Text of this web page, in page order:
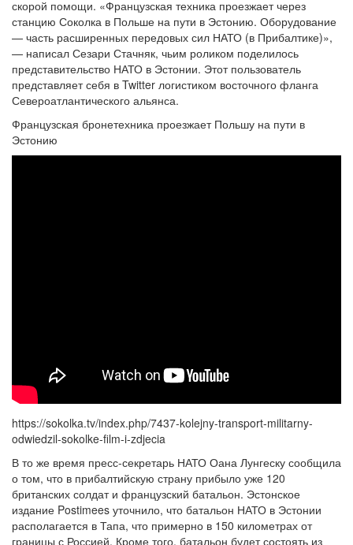
скорой помощи. «Французская техника проезжает через
станцию Соколка в Польше на пути в Эстонию. Оборудование
— часть расширенных передовых сил НАТО (в Прибалтике)»,
— написал Сезари Стачняк, чьим роликом поделилось
представительство НАТО в Эстонии. Этот пользователь
представляет себя в Twitter логистиком восточного фланга
Североатлантического альянса.
Французская бронетехника проезжает Польшу на пути в
Эстонию
https://sokolka.tv/index.php/7437-kolejny-transport-militarny-
odwiedzil-sokolke-film-i-zdjecia
В то же время пресс-секретарь НАТО Оана Лунгеску сообщила
о том, что в прибалтийскую страну прибыло уже 120
британских солдат и французский батальон. Эстонское
издание Postimees уточнило, что батальон НАТО в Эстонии
располагается в Тапа, что примерно в 150 километрах от
границы с Россией. Кроме того, батальон будет состоять из